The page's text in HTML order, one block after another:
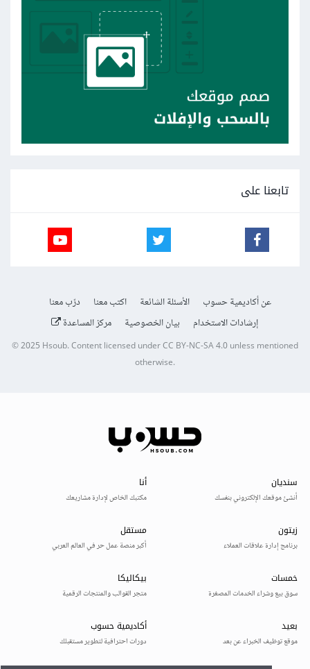
تابعنا على
عن أكاديمية حسوب الأسئلة الشائعة اكتب معنا
درّب معنا
إرشادات الاستخدام
بيان الخصوصية مركز المساعدة
© 2025Hsoub.Content licensed underCC BY-NC-SA 4.0unless mentioned
otherwise.